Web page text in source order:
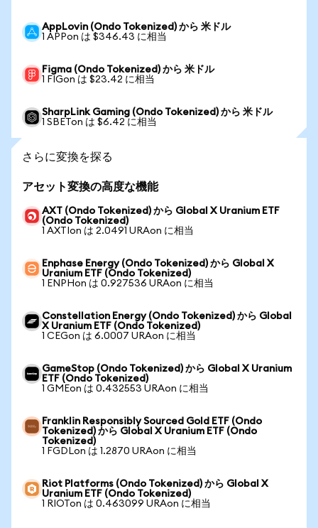
AppLovin (Ondo Tokenized) から 米ドル
1 APPon は $346.43 に相当
Figma (Ondo Tokenized) から 米ドル
1 FIGon は $23.42 に相当
SharpLink Gaming (Ondo Tokenized) から 米ドル
1 SBETon は $6.42 に相当
さらに変換を探る
アセット変換の高度な機能
AXT (Ondo Tokenized) から Global X Uranium ETF
(Ondo Tokenized)
1 AXTIon は 2.0491 URAon に相当
Enphase Energy (Ondo Tokenized) から Global X
Uranium ETF (Ondo Tokenized)
1 ENPHon は 0.927536 URAon に相当
Constellation Energy (Ondo Tokenized) から Global
X Uranium ETF (Ondo Tokenized)
1 CEGon は 6.0007 URAon に相当
GameStop (Ondo Tokenized) から Global X Uranium
ETF (Ondo Tokenized)
1 GMEon は 0.432553 URAon に相当
Franklin Responsibly Sourced Gold ETF (Ondo
Tokenized) から Global X Uranium ETF (Ondo
Tokenized)
1 FGDLon は 1.2870 URAon に相当
Riot Platforms (Ondo Tokenized) から Global X
Uranium ETF (Ondo Tokenized)
1 RIOTon は 0.463099 URAon に相当